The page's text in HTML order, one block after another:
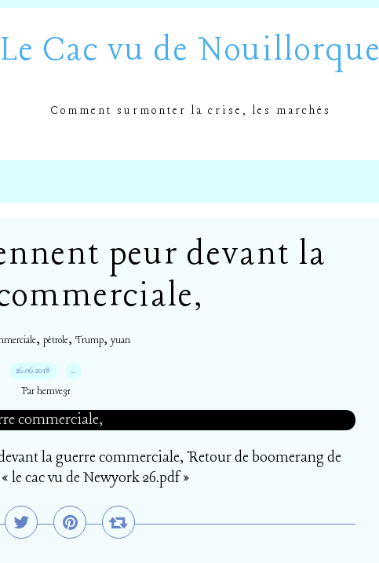
Le Cac vu de Nouillorque
Comment surmonter la crise, les marchés
peur devant la
, pétrole, Trump, yuan
26.06.2018 …
Par hemve31
la guerre commerciale, Retour de boomerang de
cac vu de Newyork 26.pdf »